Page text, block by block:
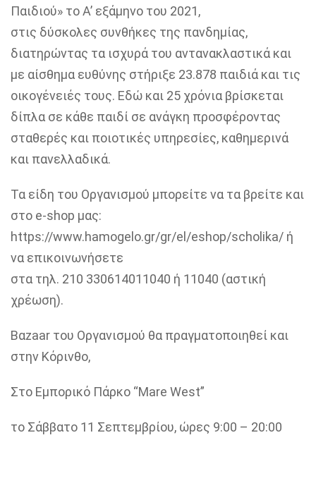
Παιδιού» το Α’ εξάμηνο του 2021,
στις δύσκολες συνθήκες της πανδημίας,
διατηρώντας τα ισχυρά του αντανακλαστικά και
με αίσθημα ευθύνης στήριξε 23.878 παιδιά και τις
οικογένειές τους. Εδώ και 25 χρόνια βρίσκεται
δίπλα σε κάθε παιδί σε ανάγκη προσφέροντας
σταθερές και ποιοτικές υπηρεσίες, καθημερινά
και πανελλαδικά.
Τα είδη του Οργανισμού μπορείτε να τα βρείτε και
στο e-shop μας:
https://www.hamogelo.gr/gr/el/eshop/scholika/ ή
να επικοινωνήσετε
στα τηλ. 210 330614011040 ή 11040 (αστική
χρέωση).
Βαzaar του Οργανισμού θα πραγματοποιηθεί και
στην Κόρινθο,
Στο Εμπορικό Πάρκο “Mare West”
το Σάββατο 11 Σεπτεμβρίου, ώρες 9:00 – 20:00